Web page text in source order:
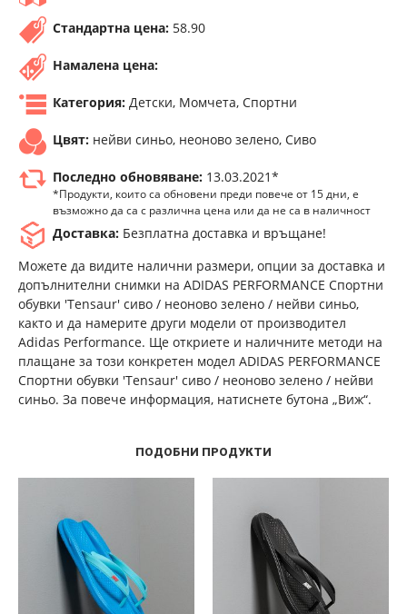
Стандартна цена: 58.90
Намалена цена:
Категория: Детски, Момчета, Спортни
Цвят: нейви синьо, неоново зелено, Сиво
Последно обновяване: 13.03.2021*
*Продукти, които са обновени преди повече от 15 дни, е
възможно да са с различна цена или да не са в наличност
Доставка: Безплатна доставка и връщане!
Можете да видите налични размери, опции за доставка и
допълнителни снимки на ADIDAS PERFORMANCE Спортни
обувки 'Tensaur' сиво / неоново зелено / нейви синьо,
както и да намерите други модели от производител
Adidas Performance. Ще откриете и наличните методи на
плащане за този конкретен модел ADIDAS PERFORMANCE
Спортни обувки 'Tensaur' сиво / неоново зелено / нейви
синьо. За повече информация, натиснете бутона „Виж“.
ПОДОБНИ ПРОДУКТИ